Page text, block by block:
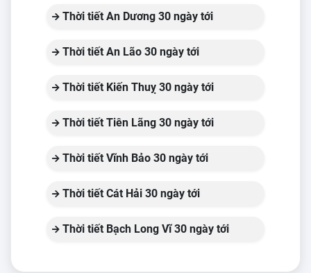
Thời tiết An Dương 30 ngày tới
Thời tiết An Lão 30 ngày tới
Thời tiết Kiến Thuỵ 30 ngày tới
Thời tiết Tiên Lãng 30 ngày tới
Thời tiết Vĩnh Bảo 30 ngày tới
Thời tiết Cát Hải 30 ngày tới
Thời tiết Bạch Long Vĩ 30 ngày tới